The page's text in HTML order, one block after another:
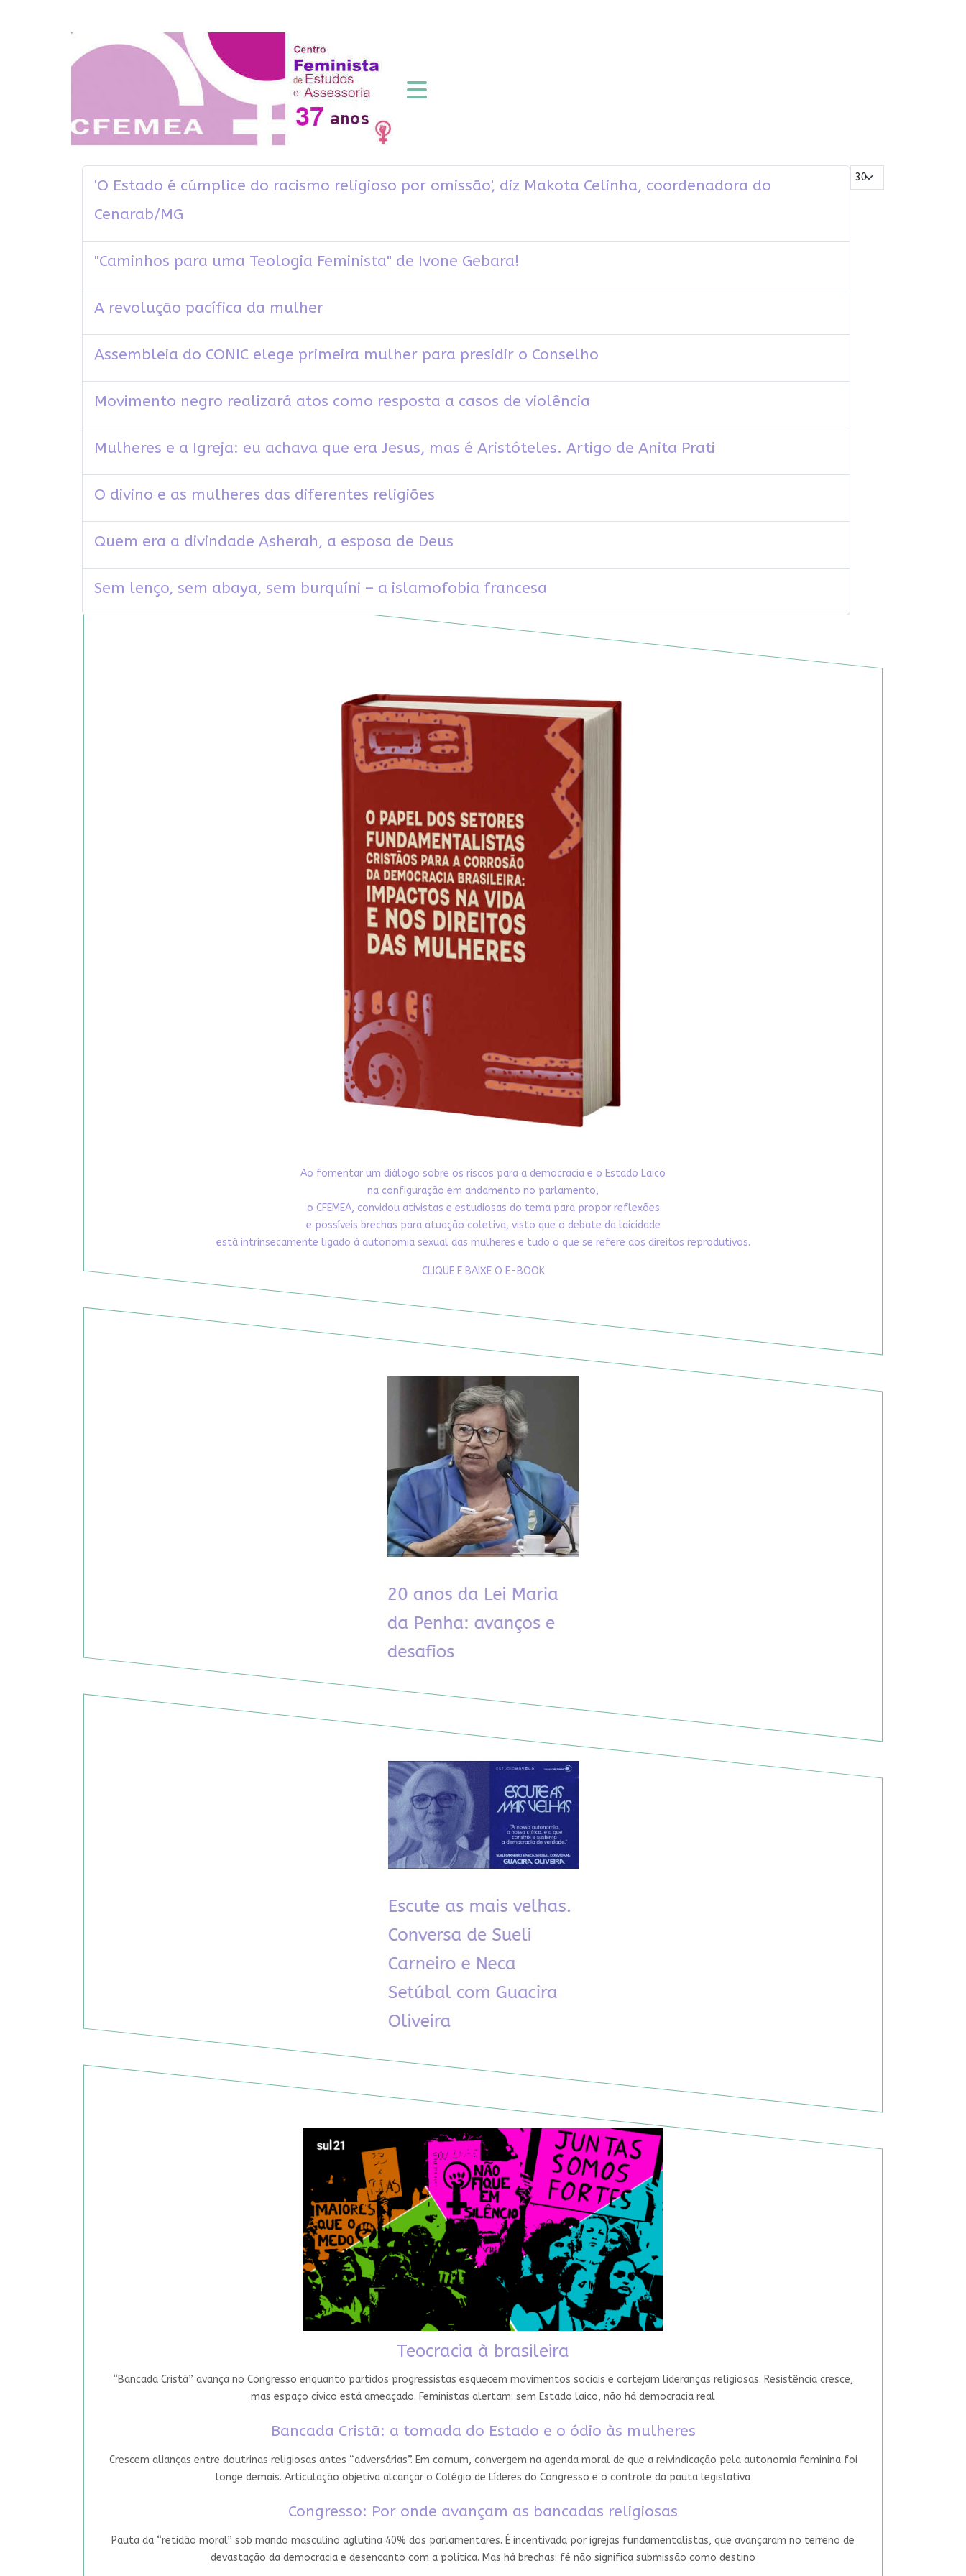
Mostrar #
'O Estado é cúmplice do racismo religioso por omissão', diz Makota Celinha, coordenadora do
Cenarab/MG
"Caminhos para uma Teologia Feminista" de Ivone Gebara!
A revolução pacífica da mulher
Assembleia do CONIC elege primeira mulher para presidir o Conselho
Movimento negro realizará atos como resposta a casos de violência
Mulheres e a Igreja: eu achava que era Jesus, mas é Aristóteles. Artigo de Anita Prati
O divino e as mulheres das diferentes religiões
Quem era a divindade Asherah, a esposa de Deus
Sem lenço, sem abaya, sem burquíni – a islamofobia francesa
Ao fomentar um diálogo sobre os riscos para a democracia e o Estado Laico
na configuração em andamento no parlamento,
o CFEMEA, convidou ativistas e estudiosas do tema para propor reflexões
e possíveis brechas para atuação coletiva, visto que o debate da laicidade
está intrinsecamente ligado à autonomia sexual das mulheres e tudo o que se refere aos direitos reprodutivos.
CLIQUE E BAIXE O E-BOOK
Teocracia à brasileira
“Bancada Cristã” avança no Congresso enquanto partidos progressistas esquecem movimentos sociais e cortejam lideranças religiosas. Resistência cresce,
mas espaço cívico está ameaçado. Feministas alertam: sem Estado laico, não há democracia real
Bancada Cristã: a tomada do Estado e o ódio às mulheres
Crescem alianças entre doutrinas religiosas antes “adversárias”. Em comum, convergem na agenda moral de que a reivindicação pela autonomia feminina foi
longe demais. Articulação objetiva alcançar o Colégio de Líderes do Congresso e o controle da pauta legislativa
Congresso: Por onde avançam as bancadas religiosas
Pauta da “retidão moral” sob mando masculino aglutina 40% dos parlamentares. É incentivada por igrejas fundamentalistas, que avançaram no terreno de
devastação da democracia e desencanto com a política. Mas há brechas: fé não significa submissão como destino